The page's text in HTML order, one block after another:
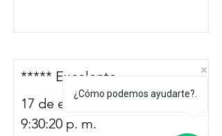
***** Excelente
17 de enero de 2025 a las
9:30:20 p. m.
¿Cómo podemos ayudarte?.